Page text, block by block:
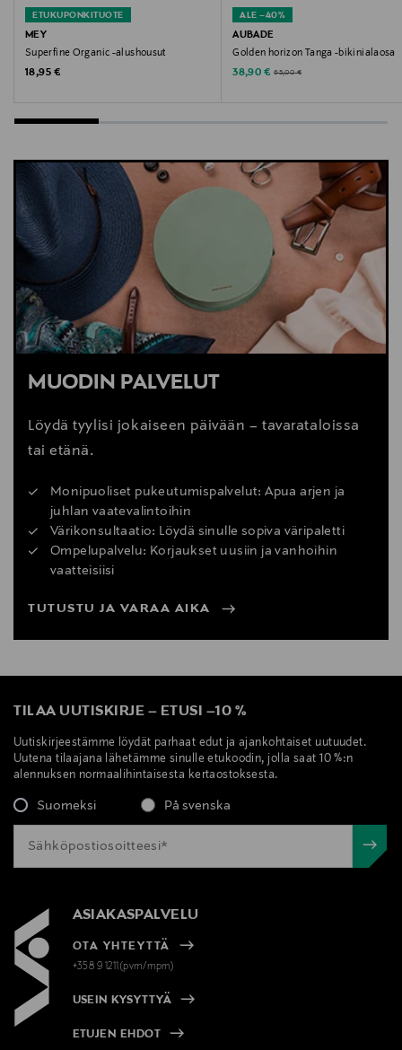
ETUKUPONKITUOTE
MEY
Superfine Organic -alushousut
Original Price
18,95 €
ALE –40%
AUBADE
Golden horizon Tanga -bikinialaosa
Discounted Price
38,90 € Original Price
65,00 €
MUODIN PALVELUT
Löydä tyylisi jokaiseen päivään – tavarataloissa
tai etänä.
Monipuoliset pukeutumispalvelut: Apua arjen ja
juhlan vaatevalintoihin
Värikonsultaatio: Löydä sinulle sopiva väripaletti
Ompelupalvelu: Korjaukset uusiin ja vanhoihin
vaatteisiisi
TUTUSTU JA VARAA AIKA
TILAA UUTISKIRJE – ETUSI –10 %
Uutiskirjeestämme löydät parhaat edut ja ajankohtaiset uutuudet.
Uutena tilaajana lähetämme sinulle etukoodin, jolla saat 10 %:n
alennuksen normaalihintaisesta kertaostoksesta.
Suomeksi På svenska
ASIAKASPALVELU
OTA YHTEYTTÄ
+358 9 1211(pvm/mpm)
USEIN KYSYTTYÄ
ETUJEN EHDOT